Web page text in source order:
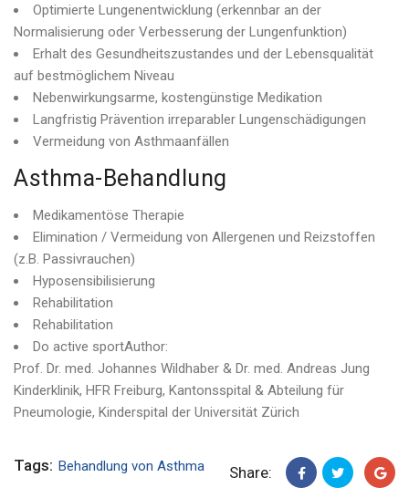
Optimierte Lungenentwicklung (erkennbar an der
Normalisierung oder Verbesserung der Lungenfunktion)
Erhalt des Gesundheitszustandes und der Lebensqualität
auf bestmöglichem Niveau
Nebenwirkungsarme, kostengünstige Medikation
Langfristig Prävention irreparabler Lungenschädigungen
Vermeidung von Asthmaanfällen
Asthma-Behandlung
Medikamentöse Therapie
Elimination / Vermeidung von Allergenen und Reizstoffen
(z.B. Passivrauchen)
Hyposensibilisierung
Rehabilitation
Rehabilitation
Do active sportAuthor:
Prof. Dr. med. Johannes Wildhaber & Dr. med. Andreas Jung
Kinderklinik, HFR Freiburg, Kantonsspital & Abteilung für
Pneumologie, Kinderspital der Universität Zürich
Tags: Behandlung von Asthma Share: